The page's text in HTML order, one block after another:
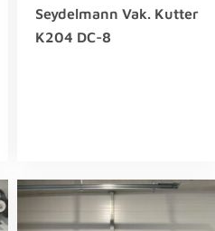
Seydelmann Vak. Kutter
K204 DC-8